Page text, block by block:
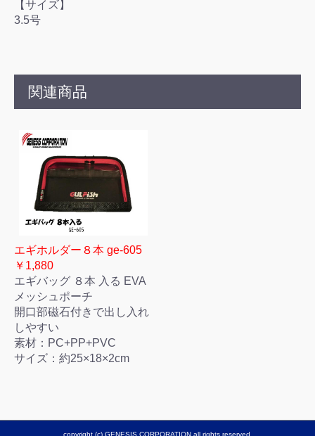
【サイズ】
3.5号
関連商品
エギホルダー８本 ge-605
￥1,880
エギバッグ ８本 入る EVA
メッシュポーチ
開口部磁石付きで出し入れ
しやすい
素材：PC+PP+PVC
サイズ：約25×18×2cm
copyright (c) GENESIS CORPORATION all rights reserved.